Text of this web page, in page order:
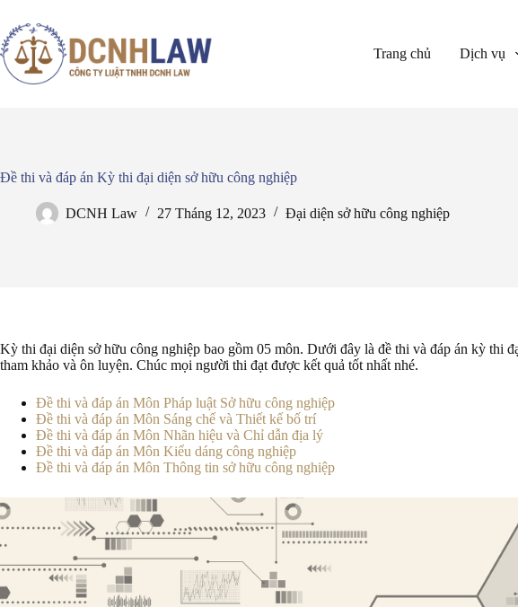
đến
phần
nội
dung
Trang chủ Dịch vụ
Đề thi và đáp án Kỳ thi đại diện sở hữu công nghiệp
DCNH Law 27 Tháng 12, 2023 Đại diện sở hữu công nghiệp
Kỳ thi đại diện sở hữu công nghiệp bao gồm 05 môn. Dưới đây là đề thi và đáp án kỳ thi
tham khảo và ôn luyện. Chúc mọi người thi đạt được kết quả tốt nhất nhé.
Đề thi và đáp án Môn Pháp luật Sở hữu công nghiệp
Đề thi và đáp án Môn Sáng chế và Thiết kế bố trí
Đề thi và đáp án Môn Nhãn hiệu và Chỉ dẫn địa lý
Đề thi và đáp án Môn Kiểu dáng công nghiệp
Đề thi và đáp án Môn Thông tin sở hữu công nghiệp